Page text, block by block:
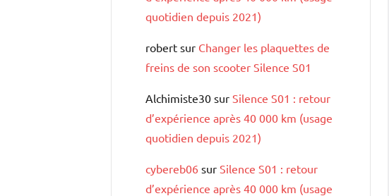
quotidien depuis 2021)
robert sur Changer les plaquettes de
freins de son scooter Silence S01
Alchimiste30 sur Silence S01 : retour
d’expérience après 40 000 km (usage
quotidien depuis 2021)
cybereb06 sur Silence S01 : retour
d’expérience après 40 000 km (usage